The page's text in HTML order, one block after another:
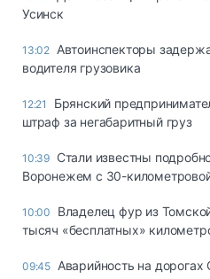
Усинск
13:02 Автоинспекторы
водителя грузовика
12:21
Брянский
штраф за негабаритный груз
10:39 Стали известны
Воронежем с 30-
10:00
Владелец фур из
тысяч «бесплатных»
09:45 Аварийность на